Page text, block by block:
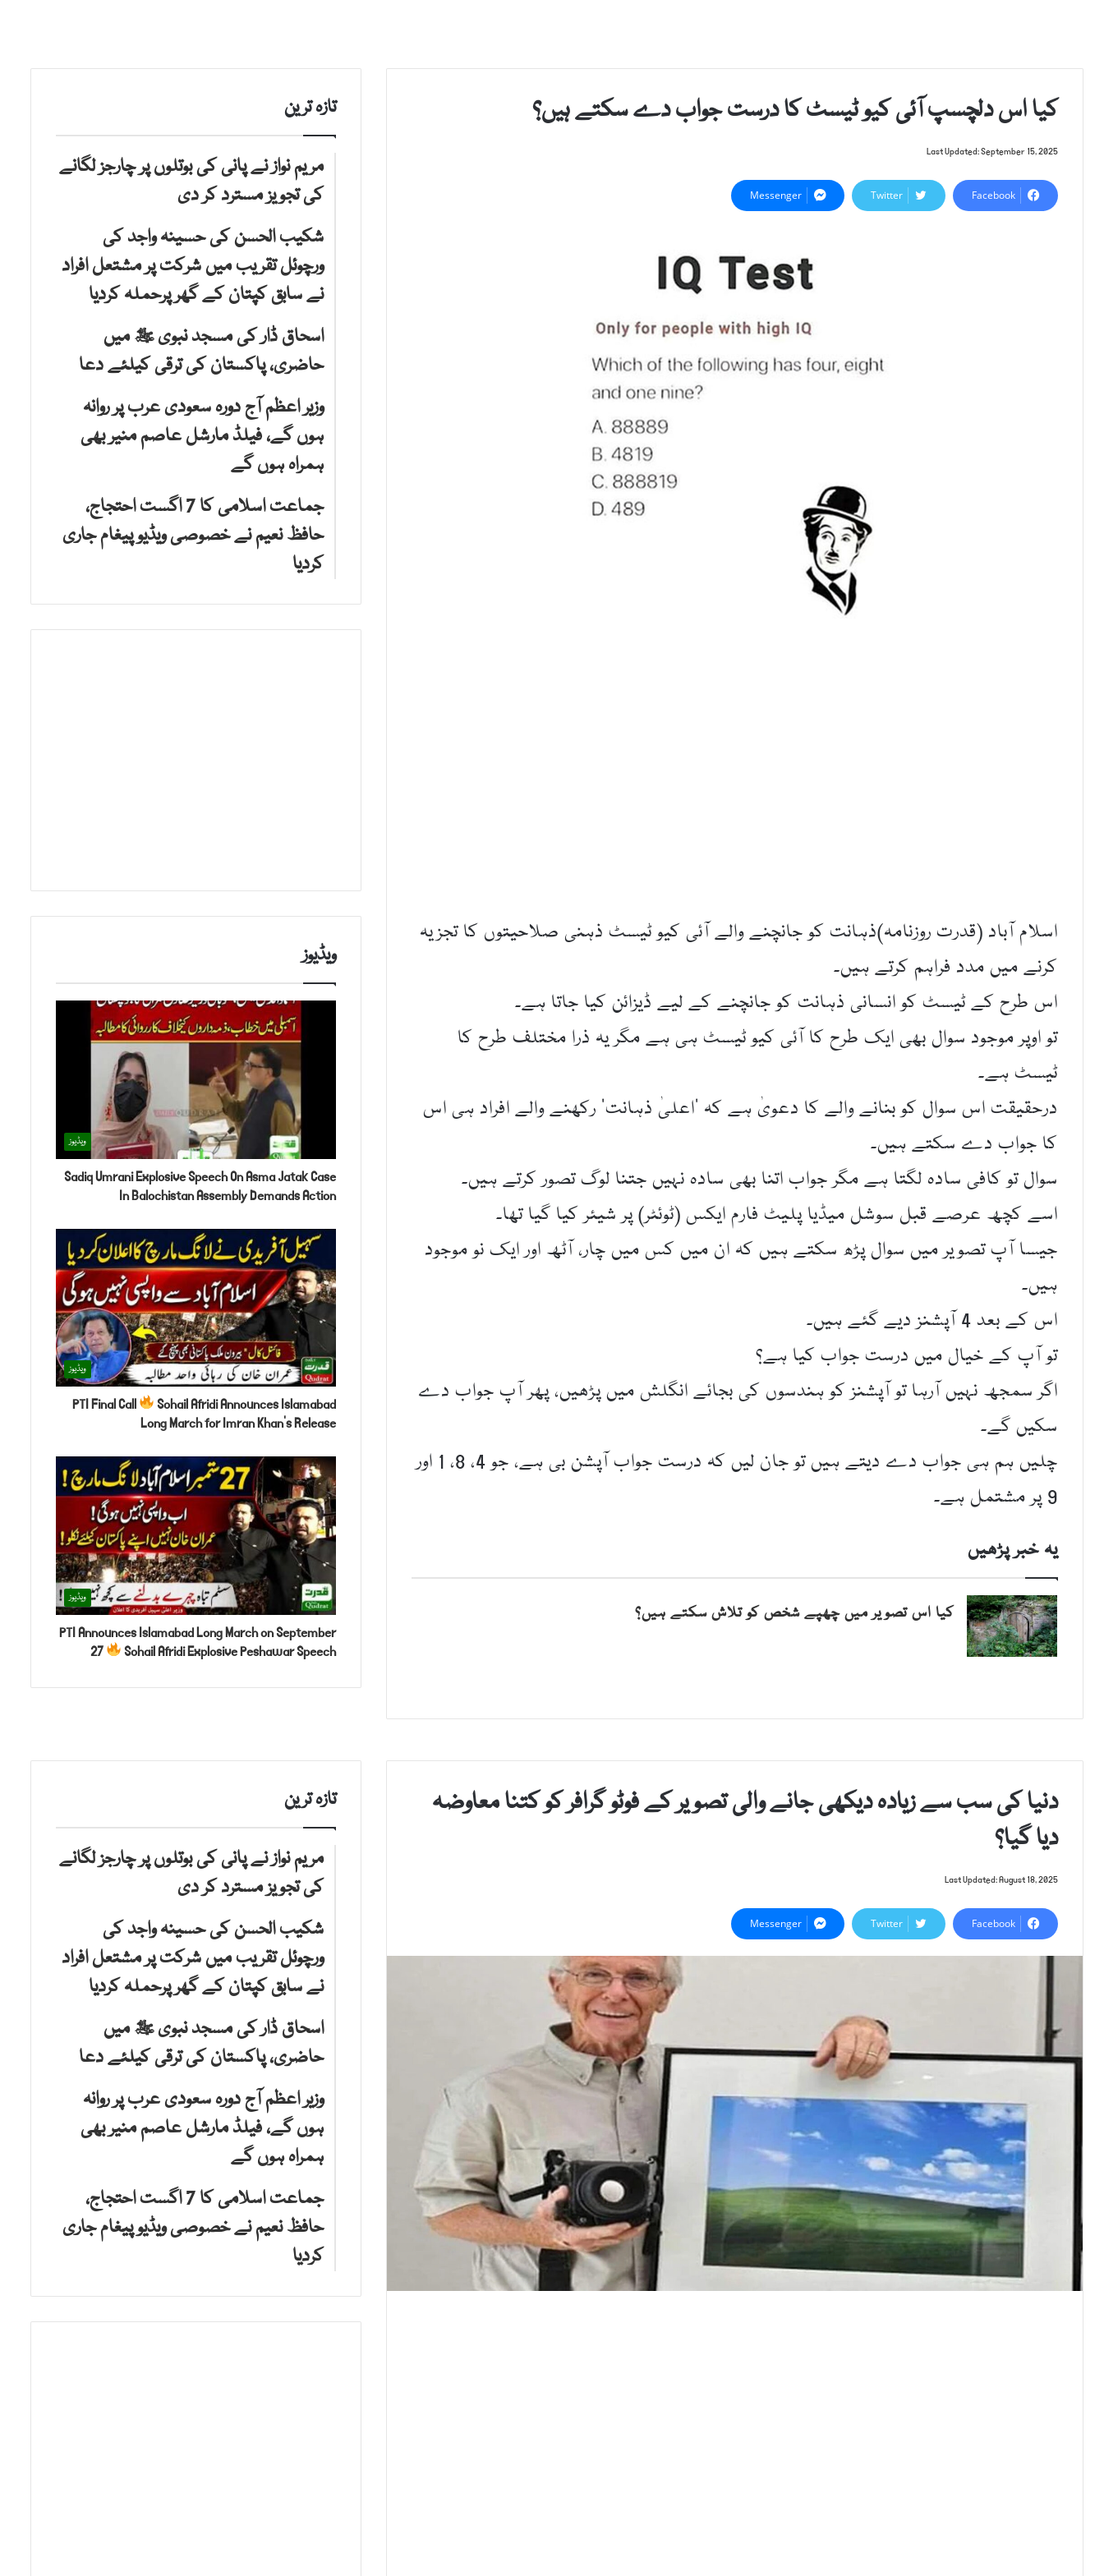
کیا اس دلچسپ آئی کیو ٹیسٹ کا درست جواب دے سکتے ہیں؟
Last Updated: September 15, 2025
Facebook
Twitter
Messenger
اسلام آباد (قدرت روزنامہ)ذہانت کو جانچنے والے آئی کیو ٹیسٹ ذہنی صلاحیتوں کا تجزیہ
کرنے میں مدد فراہم کرتے ہیں۔
اس طرح کے ٹیسٹ کو انسانی ذہانت کو جانچنے کے لیے ڈیزائن کیا جاتا ہے۔
تو اوپر موجود سوال بھی ایک طرح کا آئی کیو ٹیسٹ ہی ہے مگر یہ ذرا مختلف طرح کا
ٹیسٹ ہے۔
درحقیقت اس سوال کو بنانے والے کا دعویٰ ہے کہ ‘اعلیٰ ذہانت’ رکھنے والے افراد ہی اس
کا جواب دے سکتے ہیں۔
سوال تو کافی سادہ لگتا ہے مگر جواب اتنا بھی سادہ نہیں جتنا لوگ تصور کرتے ہیں۔
اسے کچھ عرصے قبل سوشل میڈیا پلیٹ فارم ایکس (ٹوئٹر) پر شیئر کیا گیا تھا۔
جیسا آپ تصویر میں سوال پڑھ سکتے ہیں کہ ان میں کس میں چار، آٹھ اور ایک نو موجود
ہیں۔
اس کے بعد 4 آپشنز دیے گئے ہیں۔
تو آپ کے خیال میں درست جواب کیا ہے؟
اگر سمجھ نہیں آرہا تو آپشنز کو ہندسوں کی بجائے انگلش میں پڑھیں، پھر آپ جواب دے
سکیں گے۔
چلیں ہم ہی جواب دے دیتے ہیں تو جان لیں کہ درست جواب آپشن بی ہے، جو 4، 8، 1 اور
9 پر مشتمل ہے۔
یہ خبر پڑھیں
کیا اس تصویر میں چھپے شخص کو تلاش سکتے ہیں؟
تازہ ترین
مریم نواز نے پانی کی بوتلوں پر چارجز لگانے
کی تجویز مسترد کر دی
شکیب الحسن کی حسینہ واجد کی
ورچوئل تقریب میں شرکت پر مشتعل افراد
نے سابق کپتان کے گھر پرحملہ کردیا
اسحاق ڈار کی مسجد نبوی ﷺ میں
حاضری، پاکستان کی ترقی کیلئے دعا
وزیر اعظم آج دورہ سعودی عرب پر روانہ
ہوں گے، فیلڈ مارشل عاصم منیر بھی
ہمراہ ہوں گے
جماعت اسلامی کا 7 اگست احتجاج،
حافظ نعیم نے خصوصی ویڈیو پیغام جاری
کردیا
ویڈیوز
ویڈیوز
Sadiq Umrani Explosive Speech On Asma Jatak Case
In Balochistan Assembly Demands Action
ویڈیوز
PTI Final Call
Sohail Afridi Announces Islamabad
Long March for Imran Khan’s Release
ویڈیوز
PTI Announces Islamabad Long March on September
27
Sohail Afridi Explosive Peshawar Speech